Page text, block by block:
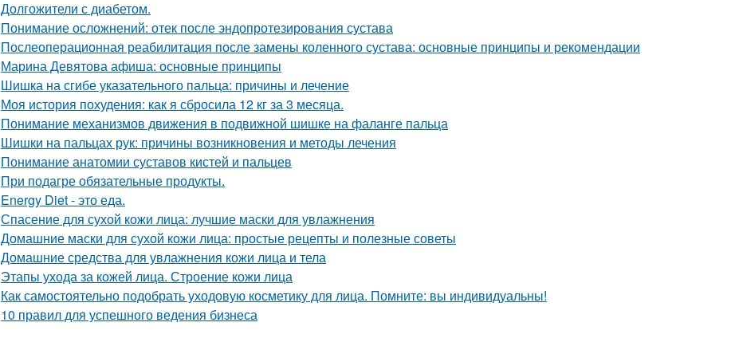
Долгожители с диабетом.
Понимание осложнений: отек после эндопротезирования сустава
Послеоперационная реабилитация после замены коленного сустава: основные принципы и рекомендации
Марина Девятова афиша: основные принципы
Шишка на сгибе указательного пальца: причины и лечение
Моя история похудения: как я сбросила 12 кг за 3 месяца.
Понимание механизмов движения в подвижной шишке на фаланге пальца
Шишки на пальцах рук: причины возникновения и методы лечения
Понимание анатомии суставов кистей и пальцев
При подагре обязательные продукты.
Energy Diet - это еда.
Спасение для сухой кожи лица: лучшие маски для увлажнения
Домашние маски для сухой кожи лица: простые рецепты и полезные советы
Домашние средства для увлажнения кожи лица и тела
Этапы ухода за кожей лица. Строение кожи лица
Как самостоятельно подобрать уходовую косметику для лица. Помните: вы индивидуальны!
10 правил для успешного ведения бизнеса